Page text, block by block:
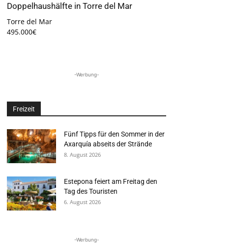
Doppelhaushälfte in Torre del Mar
Torre del Mar
495.000€
-Werbung-
Freizeit
Fünf Tipps für den Sommer in der
Axarquía abseits der Strände
8. August 2026
Estepona feiert am Freitag den
Tag des Touristen
6. August 2026
-Werbung-